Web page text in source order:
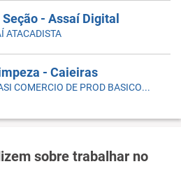
- Assaí Digital
ATACADISTA
- Caieiras
COBASI COMERCIO DE PROD BASICOS E INDUSTRIALIZADOS LTDA
sobre trabalhar no